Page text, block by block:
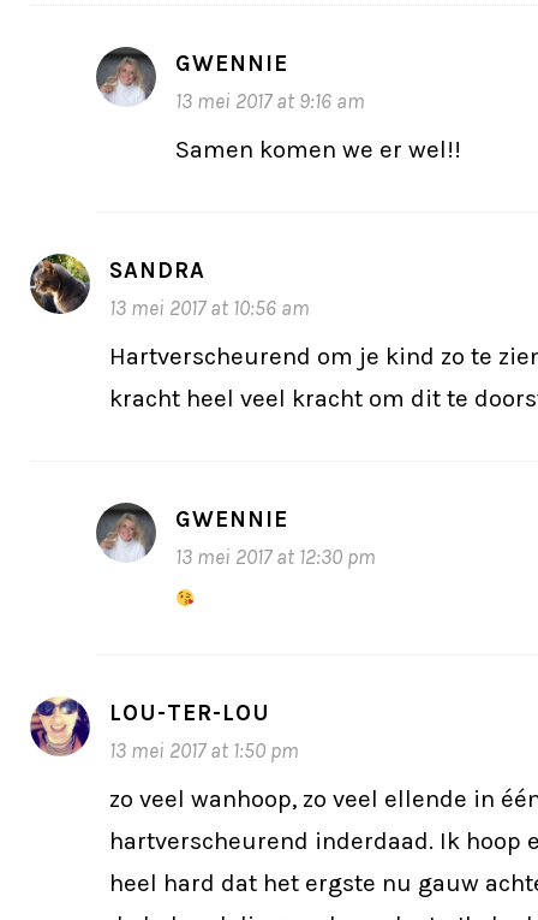
GWENNIE
13 mei 2017 at 9:16 am
Samen komen we er wel!!
SANDRA
13 mei 2017 at 10:56 am
Hartverscheurend om je kind zo te
kracht heel veel kracht om dit te
GWENNIE
13 mei 2017 at 12:30 pm
LOU-TER-LOU
13 mei 2017 at 1:50 pm
zo veel wanhoop, zo veel ellende in
hartverscheurend inderdaad. Ik hoop
heel hard dat het ergste nu gauw